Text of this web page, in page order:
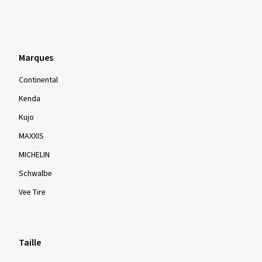
Marques
Continental
Kenda
Kujo
MAXXIS
MICHELIN
Schwalbe
Vee Tire
Taille